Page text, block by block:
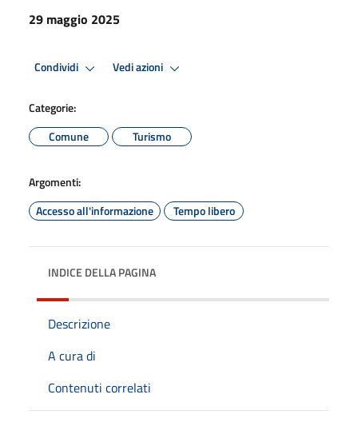
29 maggio 2025
Condividi Vedi azioni
Categorie:
Comune
Turismo
Argomenti:
Accesso all'informazione
Tempo libero
INDICE DELLA PAGINA
Descrizione
A cura di
Contenuti correlati